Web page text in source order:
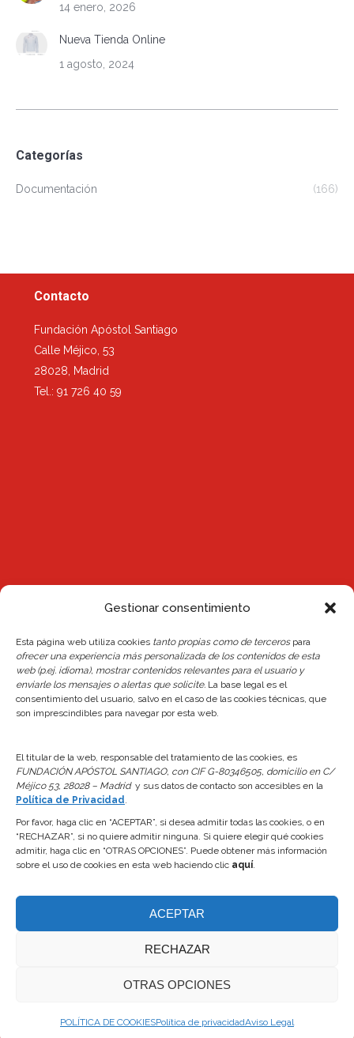
Gestionar consentimiento
Esta página web utiliza cookies tanto propias como de tercerospara
ofrecer una experiencia más personalizada de los contenidos de esta
web (p.ej. idioma), mostrar contenidos relevantes para el usuario y
enviarle los mensajes o alertas que solicite. La base legal es el
consentimiento del usuario, salvo en el caso de las cookies técnicas, que
son imprescindibles para navegar por esta web.
El titular de la web, responsable del tratamiento de las cookies, es
FUNDACIÓN APÓSTOL SANTIAGO, con CIF G-80346505, domicilio en C/
Méjico 53, 28028 – Madridy sus datos de contacto son accesibles en la
Política de Privacidad.
Por favor, haga clic en “ACEPTAR”, si desea admitir todas las cookies, o en
“RECHAZAR”, si no quiere admitir ninguna. Si quiere elegir qué cookies
admitir, haga clic en “OTRAS OPCIONES”. Puede obtener más información
sobre el uso de cookies en esta web haciendo clic aquí.
ACEPTAR
RECHAZAR
OTRAS OPCIONES
POLÍTICA DE COOKIESPolítica de privacidadAviso Legal
14 enero, 2026
Nueva Tienda Online
1 agosto, 2024
Categorías
Documentación (166)
Contacto
Fundación Apóstol Santiago
Calle Méjico, 53
28028, Madrid
Tel.: 91 726 40 59
Noticias
Reserva de plaza Escuelas 26/27
24 junio, 2026
Normativa de Reservas del Centro
24 junio, 2026
Apertura Piscinas 2026
7 abril, 2026
Política de
Contacto